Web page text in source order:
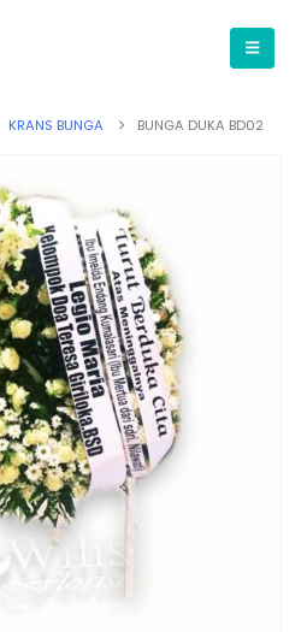
KRANS BUNGA BUNGA DUKA BD02